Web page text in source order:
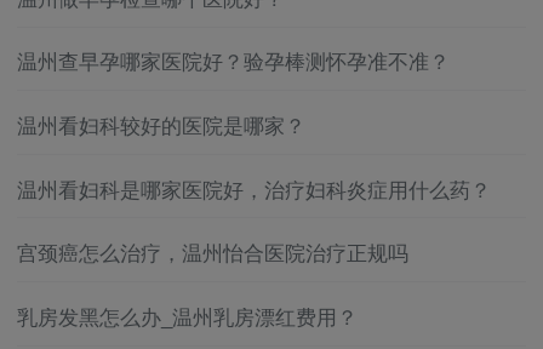
温州查早孕哪家医院好？验孕棒测怀孕准不准？
温州看妇科较好的医院是哪家？
温州看妇科是哪家医院好，治疗妇科炎症用什么药？
宫颈癌怎么治疗，温州怡合医院治疗正规吗
乳房发黑怎么办_温州乳房漂红费用？